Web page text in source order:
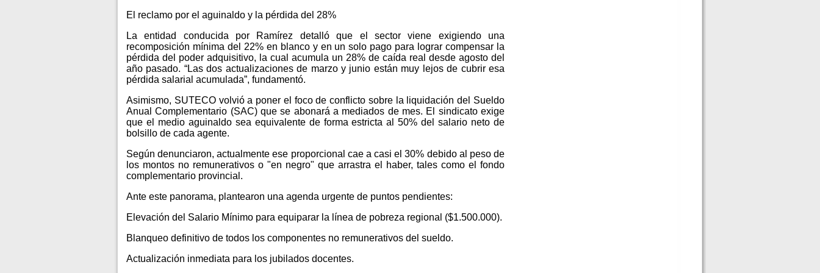
El reclamo por el aguinaldo y la pérdida del 28%
La entidad conducida por Ramírez detalló que el sector viene exigiendo una
recomposición mínima del 22% en blanco y en un solo pago para lograr compensar la
pérdida del poder adquisitivo, la cual acumula un 28% de caída real desde agosto del
año pasado. “Las dos actualizaciones de marzo y junio están muy lejos de cubrir esa
pérdida salarial acumulada”, fundamentó.
Asimismo, SUTECO volvió a poner el foco de conflicto sobre la liquidación del Sueldo
Anual Complementario (SAC) que se abonará a mediados de mes. El sindicato exige
que el medio aguinaldo sea equivalente de forma estricta al 50% del salario neto de
bolsillo de cada agente.
Según denunciaron, actualmente ese proporcional cae a casi el 30% debido al peso de
los montos no remunerativos o "en negro" que arrastra el haber, tales como el fondo
complementario provincial.
Ante este panorama, plantearon una agenda urgente de puntos pendientes:
Elevación del Salario Mínimo para equiparar la línea de pobreza regional ($1.500.000).
Blanqueo definitivo de todos los componentes no remunerativos del sueldo.
Actualización inmediata para los jubilados docentes.